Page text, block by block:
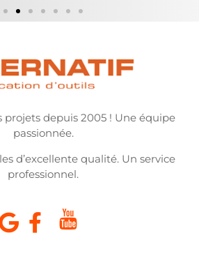
projets depuis 2005 ! Une équipe
passionnée.
d’excellente qualité. Un service
professionnel.